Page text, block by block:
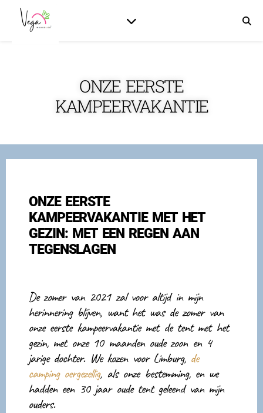
ONZE EERSTE
KAMPEERVAKANTIE
ONZE EERSTE
KAMPEERVAKANTIE MET HET
GEZIN: MET EEN REGEN AAN
TEGENSLAGEN
De zomer van 2021 zal voor altijd in mijn
herinnering blijven, want het was de zomer van
onze eerste kampeervakantie met de tent met het
gezin, met onze 10 maanden oude zoon en 4
jarige dochter. We kozen voor Limburg, de
camping oergezellig, als onze bestemming, en we
hadden een 30 jaar oude tent geleend van mijn
ouders.